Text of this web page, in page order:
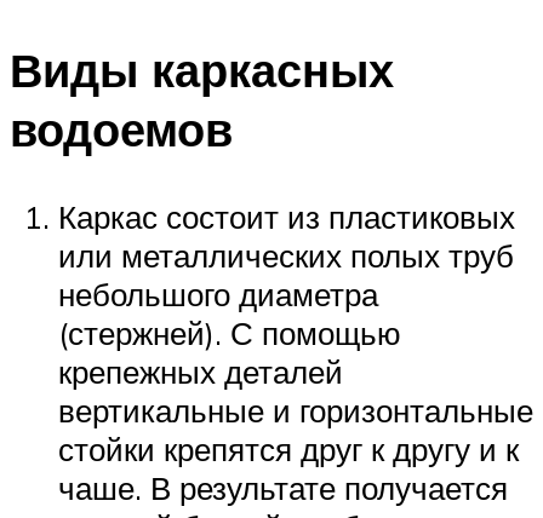
Виды каркасных
водоемов
Каркас состоит из пластиковых
или металлических полых труб
небольшого диаметра
(стержней). С помощью
крепежных деталей
вертикальные и горизонтальные
стойки крепятся друг к другу и к
чаше. В результате получается